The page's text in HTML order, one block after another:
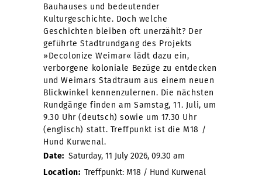
Bauhauses und bedeutender
Kulturgeschichte. Doch welche
Geschichten bleiben oft unerzählt? Der
geführte Stadtrundgang des Projekts
»Decolonize Weimar« lädt dazu ein,
verborgene koloniale Bezüge zu entdecken
und Weimars Stadtraum aus einem neuen
Blickwinkel kennenzulernen. Die nächsten
Rundgänge finden am Samstag, 11. Juli, um
9.30 Uhr (deutsch) sowie um 17.30 Uhr
(englisch) statt. Treffpunkt ist die M18 /
Hund Kurwenal.
Date: Saturday, 11 July 2026, 09.30 am
Location: Treffpunkt: M18 / Hund Kurwenal